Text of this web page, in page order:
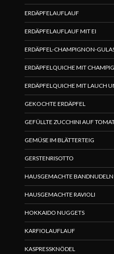
ERDÄPFELAUFLAUF
ERDÄPFELAUFLAUF MIT EI
ERDÄPFEL-CHAMPIGNON-
ERDÄPFELQUICHE MIT
ERDÄPFELQUICHE MIT LAUCH
GEKOCHTE ERDÄPFEL
GEFÜLLTE ZUCCHINI AUF
GEMÜSE IM BLÄTTERTEIG
GERSTENRISOTTO
HAUSGEMACHTE
HAUSGEMACHTE RAVIOLI
HOKKAIDO NUGGETS
KARFIOLAUFLAUF
KASPRESSKNÖDEL